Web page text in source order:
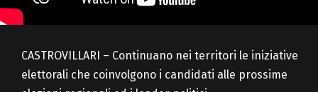
CASTROVILLARI – Continuano nei territori le iniziative
elettorali che coinvolgono i candidati alle prossime